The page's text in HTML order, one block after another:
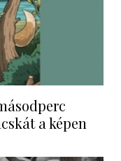
a képen